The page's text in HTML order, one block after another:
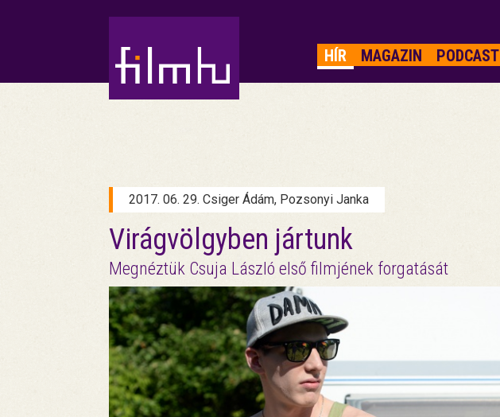
HÍR MAGAZIN PODCAST
2017. 06. 29. Csiger Ádám, Pozsonyi Janka
Virágvölgyben jártunk
Megnéztük Csuja László első filmjének forgatását